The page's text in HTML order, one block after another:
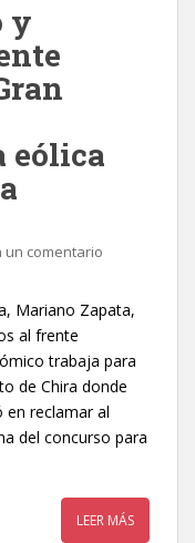
y
eólica
un comentario
Mariano Zapata,
al frente
trabaja para
de Chira donde
en reclamar al
del concurso para
LEER MÁS